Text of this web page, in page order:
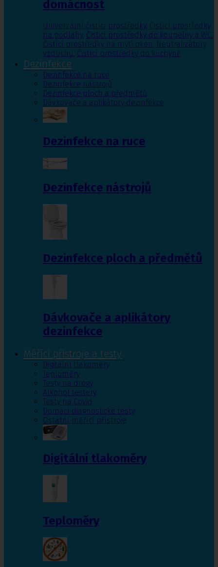
domácnost
Univerzální čistící prostředky, Čistící prostředky
na podlahy, Čisticí prostředky do koupelny a WC,
Čistící prostředky na mytí oken, Neutralizátory
vzduchu, Čistící prostředky do kuchyně
Dezinfekce
Dezinfekce na ruce
Dezinfekce nástrojů
Dezinfekce ploch a předmětů
Dávkovače a aplikátory dezinfekce
Dezinfekce na ruce
Dezinfekce nástrojů
Dezinfekce ploch a předmětů
Dávkovače a aplikátory
dezinfekce
Měřící přístroje a testy
Digitální tlakoměry
Teploměry
Testy na drogy
Alkohol testery
Testy na Covid
Domácí diagnostické testy
Ostatní měřící přístroje
Digitální tlakoměry
Teploměry